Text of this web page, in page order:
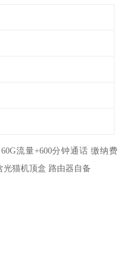
流量+600分钟通话 缴纳费
光猫机顶盒 路由器自备